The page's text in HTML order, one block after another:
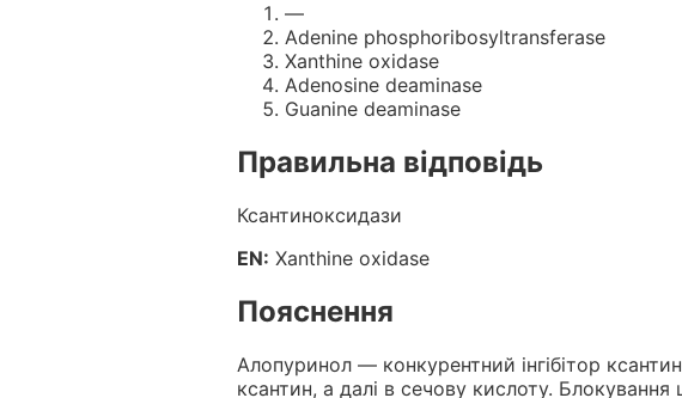
—
Adenine phosphoribosyltransferase
Xanthine oxidase
Adenosine deaminase
Guanine deaminase
Правильна відповідь
Ксантиноксидази
EN: Xanthine oxidase
Пояснення
Алопуринол — конкурентний інгібітор
ксантин, а далі в сечову кислоту.